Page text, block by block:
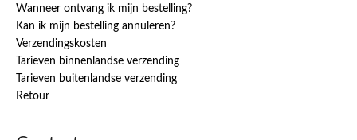
Wanneer ontvang ik mijn bestelling?
Kan ik mijn bestelling annuleren?
Verzendingskosten
Tarieven binnenlandse verzending
Tarieven buitenlandse verzending
Retour